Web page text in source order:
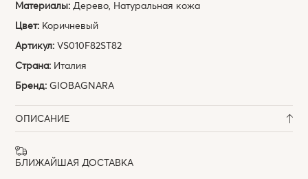
Материалы: Дерево, Натуральная кожа
Цвет: Коричневый
Артикул:VS010F82ST82
Страна: Италия
Бренд:GIOBAGNARA
ОПИСАНИЕ
БЛИЖАЙШАЯ ДОСТАВКА